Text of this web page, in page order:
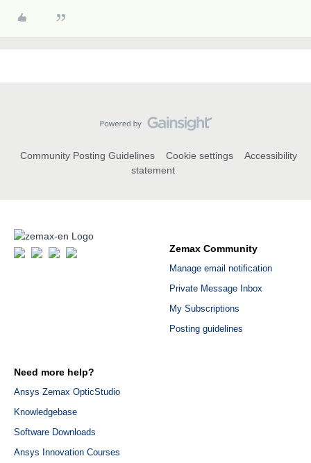
Community Posting Guidelines Cookie settings
Accessibility
statement
Zemax Community
Manage email notification
Private Message Inbox
My Subscriptions
Posting guidelines
Need more help?
Ansys Zemax OpticStudio
Knowledgebase
Software Downloads
Ansys Innovation Courses